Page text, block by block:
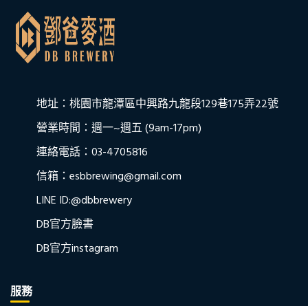
地址：桃園市龍潭區中興路九龍段129巷175弄22號
營業時間：週一~週五 (9am-17pm)
連絡電話：03-4705816
信箱：esbbrewing@gmail.com
LINE ID:@dbbrewery
DB官方臉書
DB官方instagram
服務